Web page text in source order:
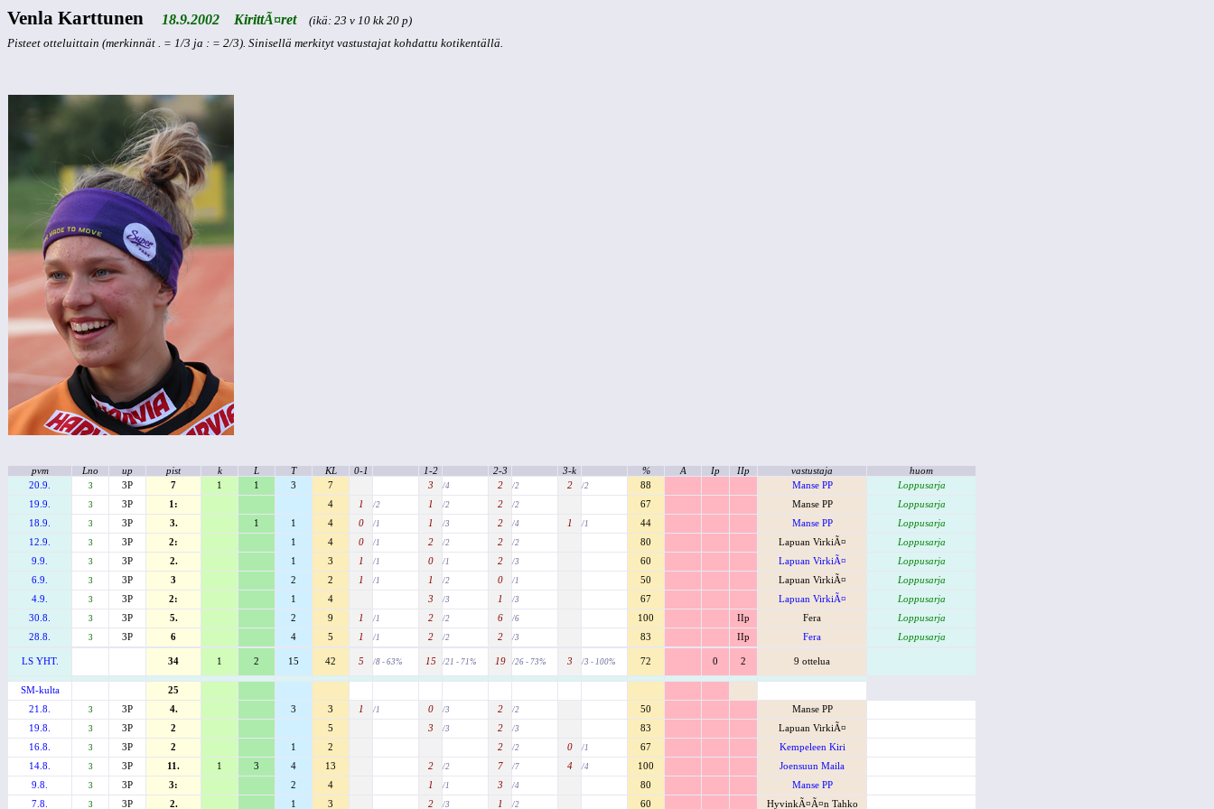
Venla Karttunen 18.9.2002 KirittÃ¤ret
(ikä: 23 v 10 kk 20 p)
Pisteet otteluittain (merkinnät . = 1/3 ja : = 2/3). Sinisellä merkityt vastustajat kohdattu kotikentällä.
pvm Lno up pist k L T KL 0-1 1-2 2-3 3-k % A Ip IIp vastustaja
huom
20.9.
3 3P 7 1 1 3 7 3 /4 2 /2 2 /2 88 Manse PP
Loppusarja
19.9.
3 3P 1: 4 1 /2 1 /2 2 /2 67 Manse PP
Loppusarja
18.9.
3 3P 3. 1 1 4 0 /1 1 /3 2 /4 1 /1 44 Manse PP
Loppusarja
12.9.
3 3P 2: 1 4 0 /1 2 /2 2 /2 80 Lapuan VirkiÃ¤
Loppusarja
9.9.
3 3P 2. 1 3 1 /1 0 /1 2 /3 60 Lapuan VirkiÃ¤
Loppusarja
6.9.
3 3P 3 2 2 1 /1 1 /2 0 /1 50 Lapuan VirkiÃ¤
Loppusarja
4.9.
3 3P 2: 1 4 3 /3 1 /3 67 Lapuan VirkiÃ¤
Loppusarja
30.8.
3 3P 5. 2 9 1 /1 2 /2 6 /6 100 IIp Fera
Loppusarja
28.8.
3 3P 6 4 5 1 /1 2 /2 2 /3 83 IIp Fera Loppusarja
LS YHT. 34 1 2 15 42 5 /8 - 63% 15 /21 - 71% 19 /26 - 73% 3 /3 - 100% 72 0 2 9 ottelua
SM-kulta
25
21.8.
3 3P 4. 3 3 1 /1 0 /3 2 /2 50
Manse PP
19.8.
3 3P 2 5 3 /3 2 /3 83
Lapuan VirkiÃ¤
16.8.
3 3P 2 1 2 2 /2 0 /1 67
Kempeleen Kiri
14.8.
3 3P 11. 1 3 4 13 2 /2 7 /7 4 /4 100
Joensuun Maila
9.8.
3 3P 3: 2 4 1 /1 3 /4 80
Manse PP
7.8.
3 3P 2. 1 3 2 /3 1 /2 60 HyvinkÃ¤Ã¤n Tahko